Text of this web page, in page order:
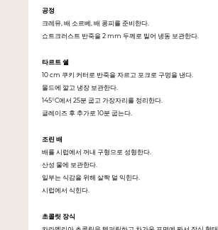
공정
크레뮤, 배 소르베, 배 콩피를 준비한다.
쇼트크러스트 반죽을 2 mm 두께로 밀어 냉동 보관한다.
타르트 쉘
10 cm 쿠키 커터로 반죽을 자르고 포크로 구멍을 낸다.
몰드에 깔고 냉장 보관한다.
145°C에서 25분 굽고 가장자리를 정리한다.
글레이즈 후 추가로 10분 굽는다.
조린 배
배를 시럽에서 꺼내 구형으로 성형한다.
산성 물에 보관한다.
일부는 식감을 위해 살짝 덜 익힌다.
시럽에서 식힌다.
초콜릿 장식